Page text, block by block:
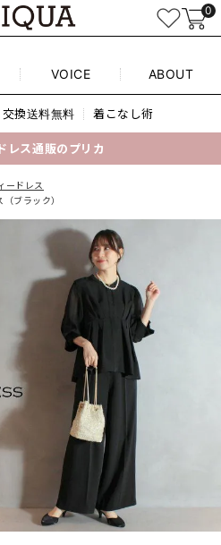
0
VOICE ABOUT
交換送料無料 着こなし術
レス通販のプリカ
ードレス
ブラック）